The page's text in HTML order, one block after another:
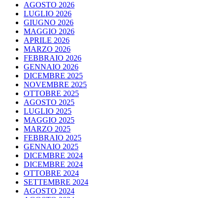
AGOSTO 2026
LUGLIO 2026
GIUGNO 2026
MAGGIO 2026
APRILE 2026
MARZO 2026
FEBBRAIO 2026
GENNAIO 2026
DICEMBRE 2025
NOVEMBRE 2025
OTTOBRE 2025
AGOSTO 2025
LUGLIO 2025
MAGGIO 2025
MARZO 2025
FEBBRAIO 2025
GENNAIO 2025
DICEMBRE 2024
DICEMBRE 2024
OTTOBRE 2024
SETTEMBRE 2024
AGOSTO 2024